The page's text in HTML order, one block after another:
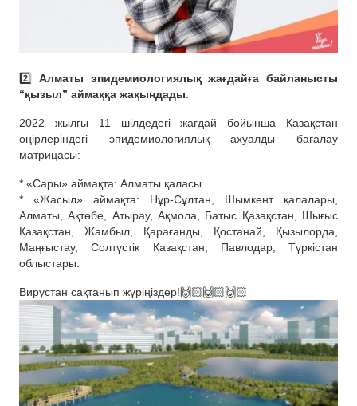
2️⃣ Алматы эпидемиологиялық жағдайға байланысты
“қызыл” аймаққа жақындады.
2022 жылғы 11 шілдедегі жағдай бойынша Қазақстан
өңірлеріндегі эпидемиологиялық ахуалды бағалау
матрицасы:
* «Сары» аймақта: Алматы қаласы.
* «Жасыл» аймақта: Нұр-Сұлтан, Шымкент қалалары,
Алматы, Ақтөбе, Атырау, Ақмола, Батыс Қазақстан, Шығыс
Қазақстан, Жамбыл, Қарағанды, Қостанай, Қызылорда,
Маңғыстау, Солтүстік Қазақстан, Павлодар, Түркістан
облыстары.
Вирустан сақтанып жүріңіздер!🙌🏻🙌🏻🙌🏻